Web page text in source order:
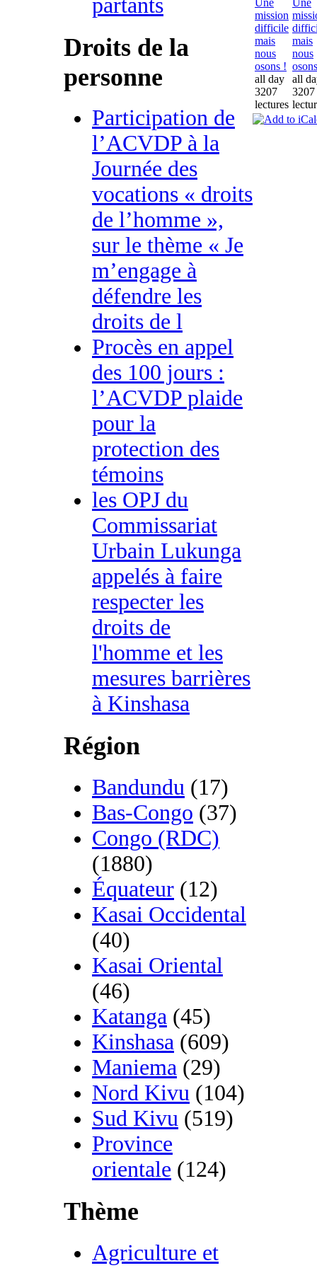
partants
Droits de la
personne
Participation de
l’ACVDP à la
Journée des
vocations « droits
de l’homme »,
sur le thème « Je
m’engage à
défendre les
droits de l
Procès en appel
des 100 jours :
l’ACVDP plaide
pour la
protection des
témoins
les OPJ du
Commissariat
Urbain Lukunga
appelés à faire
respecter les
droits de
l'homme et les
mesures barrières
à Kinshasa
Région
Bandundu (17)
Bas-Congo (37)
Congo (RDC)
(1880)
Équateur (12)
Kasai Occidental
(40)
Kasai Oriental
(46)
Katanga (45)
Kinshasa (609)
Maniema (29)
Nord Kivu (104)
Sud Kivu (519)
Province
orientale (124)
Thème
Agriculture et
mission
difficile
mais
nous
osons !
all day
3207
lectures
mais
nous
all
3207